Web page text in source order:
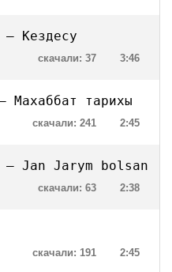
Кездесу
3:46
скачали: 37
Махаббат тарихы
2:45
скачали: 241
Jan Jarym bolsan
2:38
скачали: 63
2:45
скачали: 191